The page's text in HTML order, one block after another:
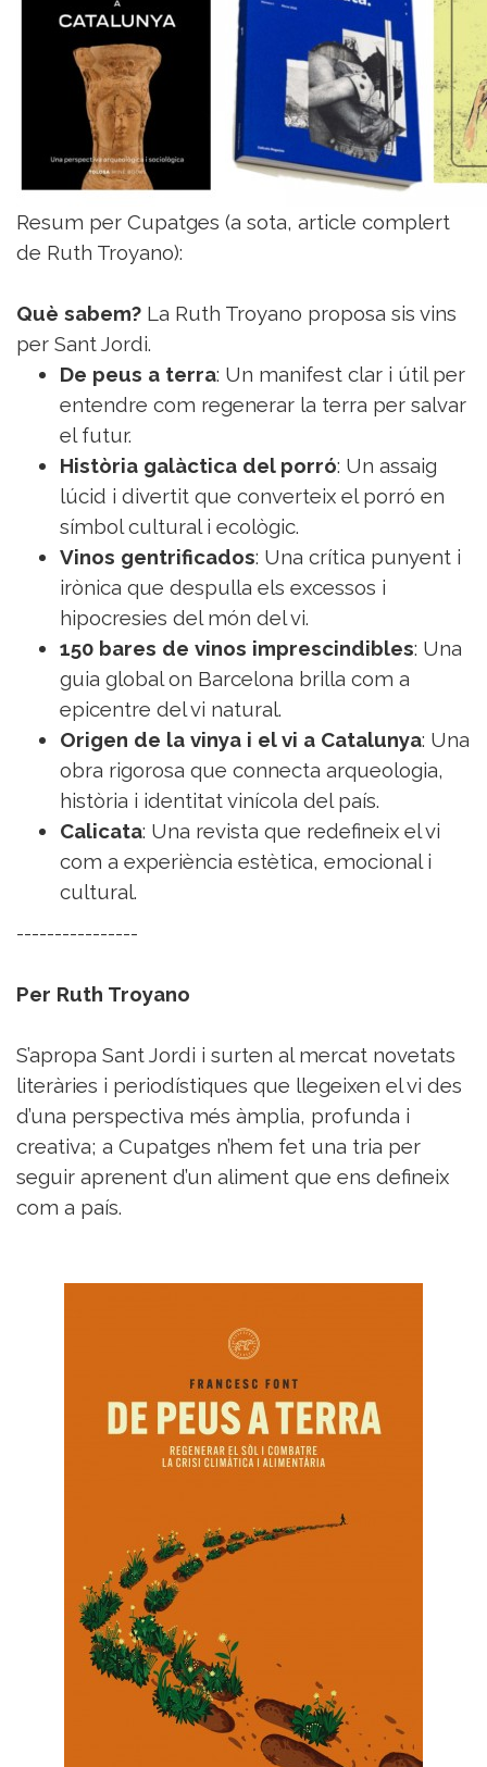
Resum per Cupatges (a sota, article complert
de Ruth Troyano):
Què sabem? La Ruth Troyano proposa sis vins
per Sant Jordi.
De peus a terra: Un manifest clar i útil per
entendre com regenerar la terra per salvar
el futur.
Història galàctica del porró: Un assaig
lúcid i divertit que converteix el porró en
símbol cultural i ecològic.
Vinos gentrificados: Una crítica punyent i
irònica que despulla els excessos i
hipocresies del món del vi.
150 bares de vinos imprescindibles: Una
guia global on Barcelona brilla com a
epicentre del vi natural.
Origen de la vinya i el vi a Catalunya: Una
obra rigorosa que connecta arqueologia,
història i identitat vinícola del país.
Calicata: Una revista que redefineix el vi
com a experiència estètica, emocional i
cultural.
----------------
Per Ruth Troyano
S’apropa Sant Jordi i surten al mercat novetats
literàries i periodístiques que llegeixen el vi des
d’una perspectiva més àmplia, profunda i
creativa; a Cupatges n’hem fet una tria per
seguir aprenent d’un aliment que ens defineix
com a país.